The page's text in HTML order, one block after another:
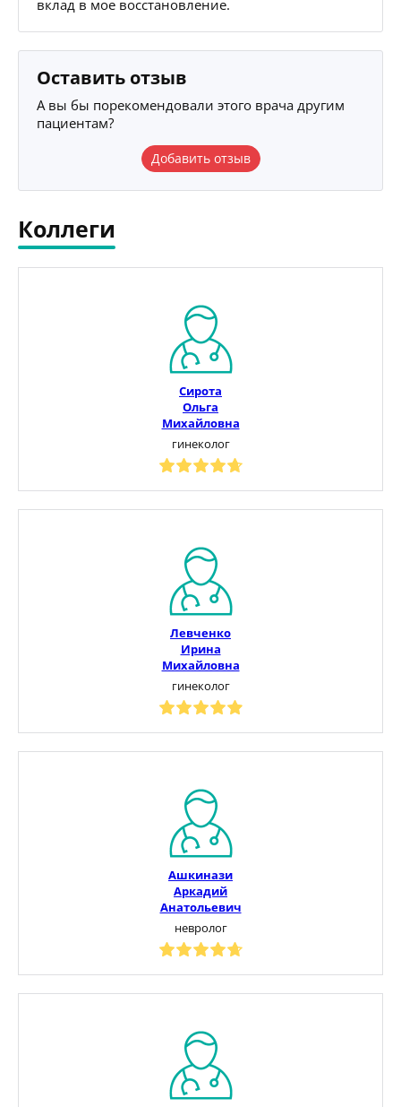
вклад в мое восстановление.
Оставить отзыв
А вы бы порекомендовали этого врача другим
пациентам?
Добавить отзыв
Коллеги
Сирота
Ольга
Михайловна
гинеколог
Левченко
Ирина
Михайловна
гинеколог
Ашкинази
Аркадий
Анатольевич
невролог